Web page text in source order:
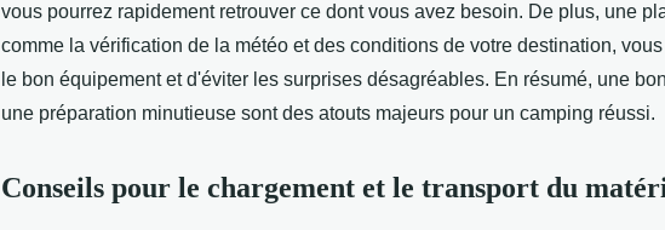
vous pourrez rapidement retrouver ce dont vous avez besoin. De plus, une
comme la vérification de la météo et des conditions de votre destination,
le bon équipement et d'éviter les surprises désagréables. En résumé, une
une préparation minutieuse sont des atouts majeurs pour un camping réussi.
Conseils pour le chargement et le transport du